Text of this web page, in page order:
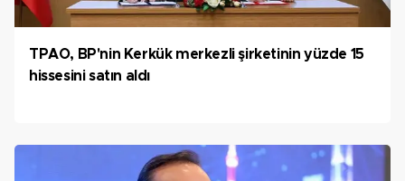
TPAO, BP'nin Kerkük merkezli şirketinin yüzde 15
hissesini satın aldı